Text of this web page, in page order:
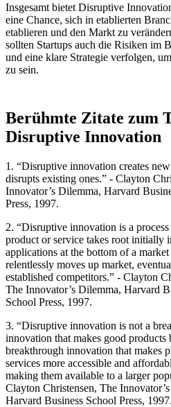
Insgesamt bietet Disruptive
eine Chance, sich in etablierten
etablieren und den Markt zu
sollten Startups auch die Risiken im
und eine klare Strategie verfolgen,
zu sein.
Berühmte Zitate zum
Disruptive Innovation
1. “Disruptive innovation creates
disrupts existing ones.” - Clayton
Innovator’s Dilemma, Harvard
Press, 1997.
2. “Disruptive innovation is a
product or service takes root initially
applications at the bottom of a market
relentlessly moves up market,
established competitors.” - Clayton
The Innovator’s Dilemma, Harvard
School Press, 1997.
3. “Disruptive innovation is not a
innovation that makes good products
breakthrough innovation that makes
services more accessible and
making them available to a larger
Clayton Christensen, The
Harvard Business School Press, 1997.